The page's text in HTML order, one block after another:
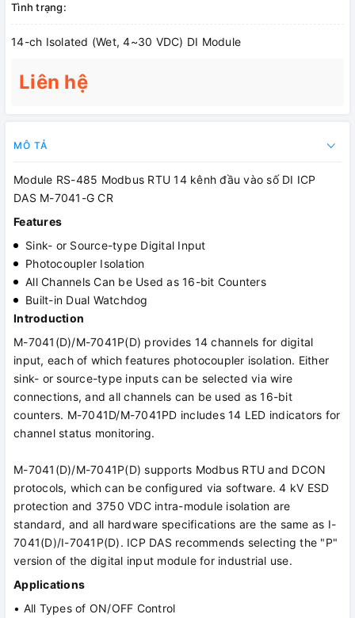
Tình trạng:
14-ch Isolated (Wet, 4~30 VDC) DI Module
Liên hệ
MÔ TẢ
Module RS-485 Modbus RTU 14 kênh đầu vào số DI ICP
DAS M-7041-G CR
Features
Sink- or Source-type Digital Input
Photocoupler Isolation
All Channels Can be Used as 16-bit Counters
Built-in Dual Watchdog
Introduction
M-7041(D)/M-7041P(D) provides 14 channels for digital
input, each of which features photocoupler isolation. Either
sink- or source-type inputs can be selected via wire
connections, and all channels can be used as 16-bit
counters. M-7041D/M-7041PD includes 14 LED indicators for
channel status monitoring.
M-7041(D)/M-7041P(D) supports Modbus RTU and DCON
protocols, which can be configured via software. 4 kV ESD
protection and 3750 VDC intra-module isolation are
standard, and all hardware specifications are the same as I-
7041(D)/I-7041P(D). ICP DAS recommends selecting the "P"
version of the digital input module for industrial use.
Applications
• All Types of ON/OFF Control